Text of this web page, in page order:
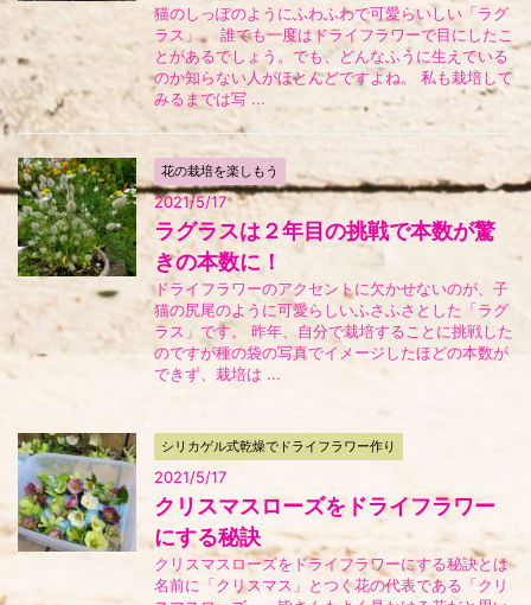
猫のしっぽのようにふわふわで可愛らいしい「ラグ
ラス」。 誰でも一度はドライフラワーで目にしたこ
とがあるでしょう。でも、どんなふうに生えている
のか知らない人がほとんどですよね。 私も栽培して
みるまでは写 ...
花の栽培を楽しもう
2021/5/17
ラグラスは２年目の挑戦で本数が驚
きの本数に！
ドライフラワーのアクセントに欠かせないのが、子
猫の尻尾のように可愛らしいふさふさとした「ラグ
ラス」です。 昨年、自分で栽培することに挑戦した
のですが種の袋の写真でイメージしたほどの本数が
できず、栽培は ...
シリカゲル式乾燥でドライフラワー作り
2021/5/17
クリスマスローズをドライフラワー
にする秘訣
クリスマスローズをドライフラワーにする秘訣とは
名前に「クリスマス」とつく花の代表である「クリ